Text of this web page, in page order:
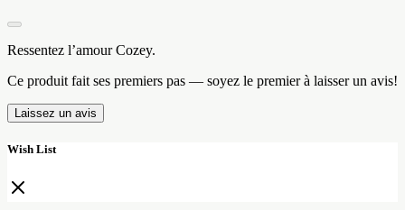
Ressentez l’amour Cozey.
Ce produit fait ses premiers pas — soyez le premier à laisser un avis!
Laissez un avis
Wish List